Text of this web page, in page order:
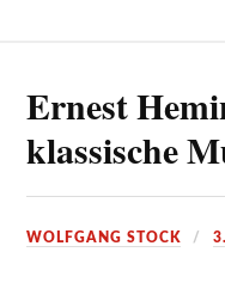
Ernest
klassische
WOLFGANG STOCK